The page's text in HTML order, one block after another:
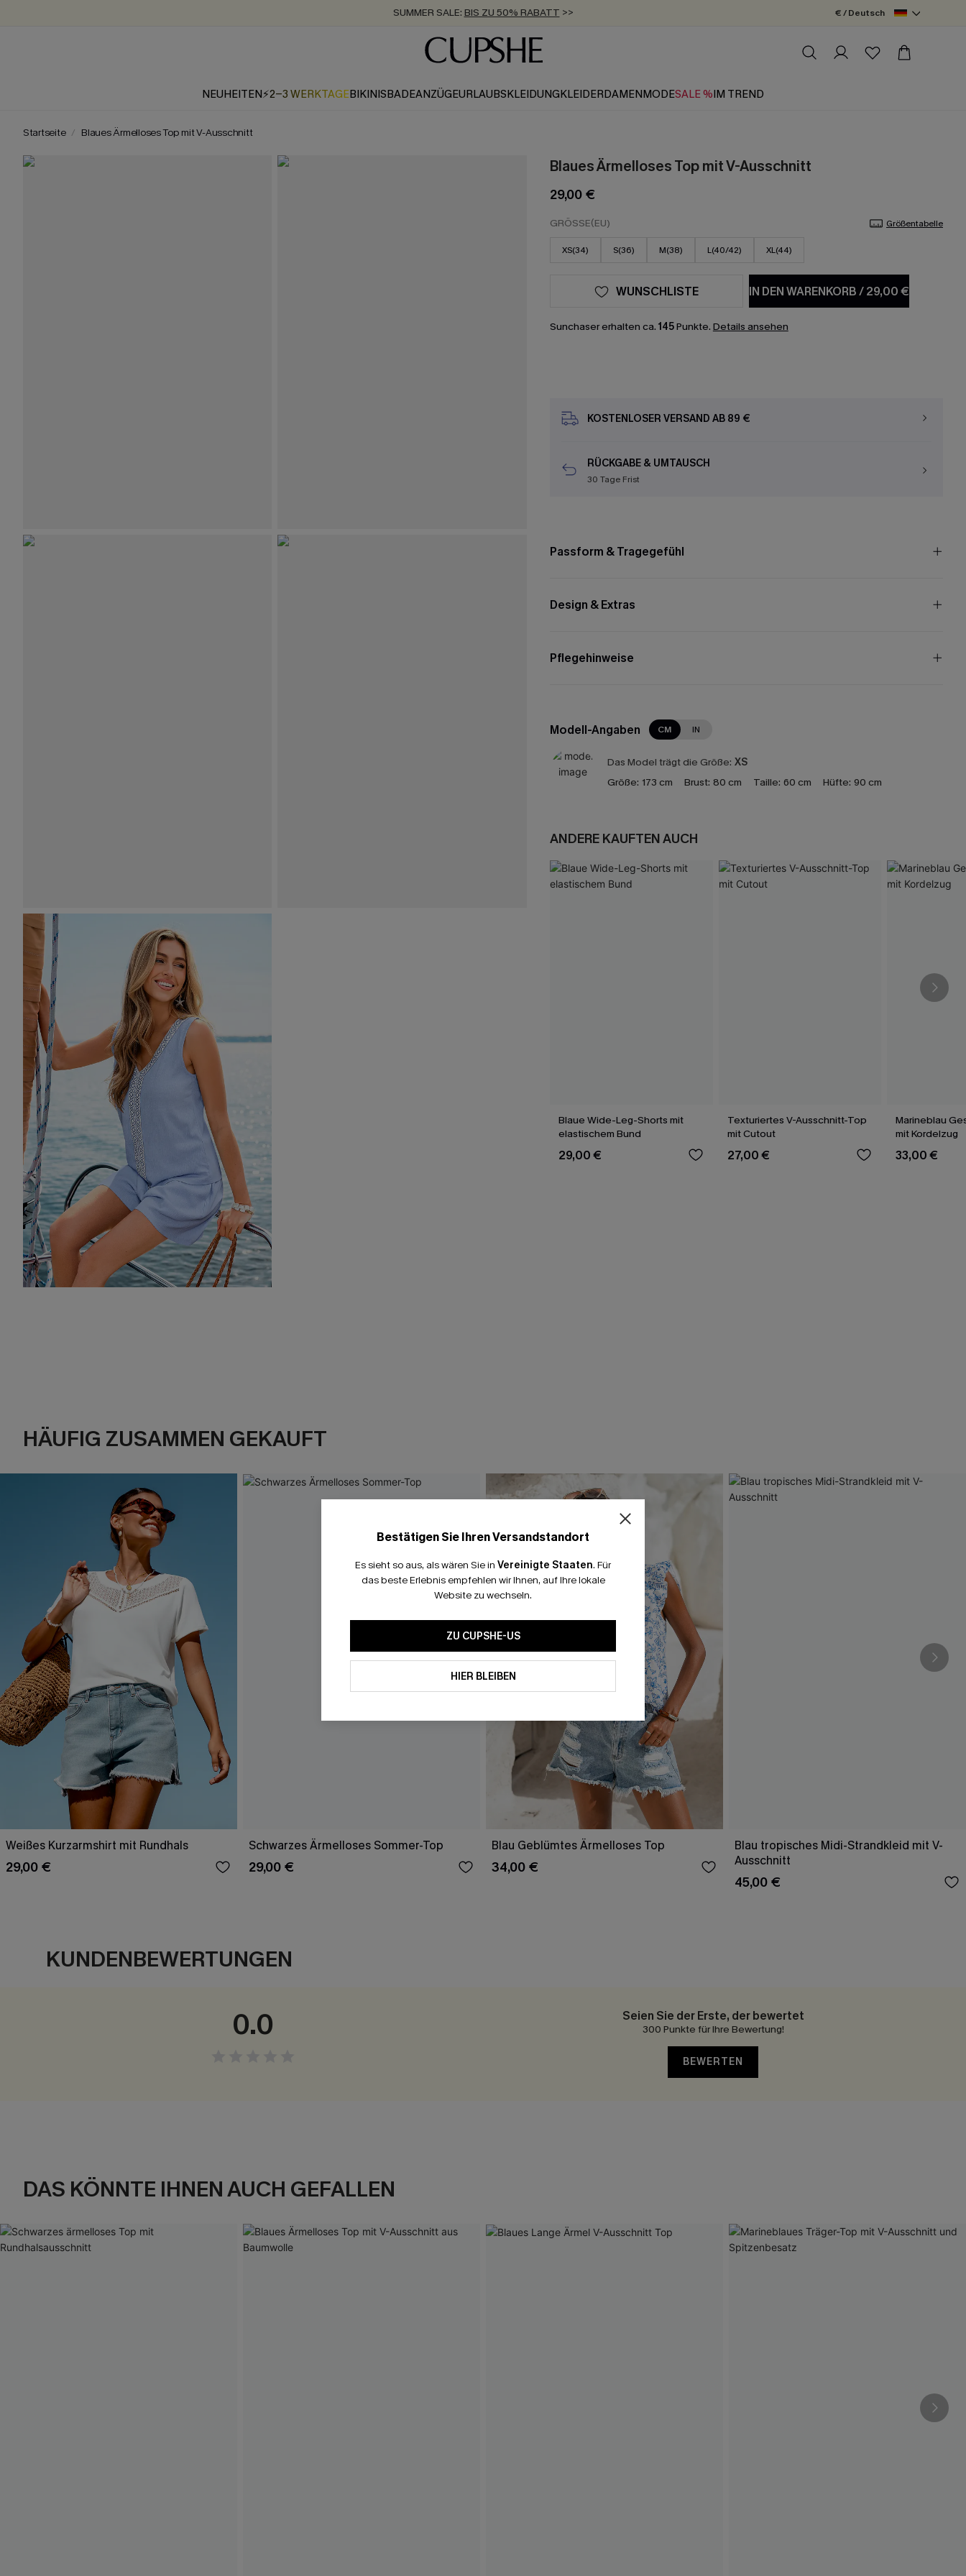
ZUM NEWSLETTER:BIS ZU -20% EXTRA ERHALTEN
KOSTENLOSER VERSAND AB 89 €
€ / Deutsch
NEUHEITEN⚡2-3 WERKTAGEBIKINISBADEANZÜGEURLAUBSKLEIDUNGKLEIDERDAMENMODESALE %IM TREND
Startseite Blaues Ärmelloses Top mit V-Ausschnitt
Blaues Ärmelloses Top mit V-Ausschnitt
29,00 €
GRÖSSE(EU) Größentabelle
XS(34) S(36) M(38) L(40/42) XL(44)
IN DEN WARENKORB/29,00 €
WUNSCHLISTE
Sunchaser erhalten ca. 145Punkte. Details ansehen
KOSTENLOSER VERSAND AB 89 €
RÜCKGABE & UMTAUSCH
30 Tage Frist
Passform & Tragegefühl
Design & Extras
Pflegehinweise
Modell-Angaben CM IN
Das Model trägt die Größe: XS
Größe: 173 cm Brust: 80 cm Taille: 60 cm Hüfte: 90 cm
ANDERE KAUFTEN AUCH
Blaue Wide-Leg-Shorts mit
elastischem Bund
29,00 €
Texturiertes V-Ausschnitt-Top
mit Cutout
27,00 €
Marineblau
mit Kordelzug
33,00 €
HÄUFIG ZUSAMMEN GEKAUFT
Weißes Kurzarmshirt mit Rundhals
29,00 €
Schwarzes Ärmelloses Sommer-Top
29,00 €
Blau Geblümtes Ärmelloses Top
34,00 €
Blau tropisches Midi-Strandkleid mit V-
Ausschnitt
45,00 €
KUNDENBEWERTUNGEN
0.0 Seien Sie der Erste, der bewertet
300 Punkte für Ihre Bewertung!
BEWERTEN
DAS KÖNNTE IHNEN AUCH GEFALLEN
Bestätigen Sie Ihren Versandstandort
Es sieht so aus, als wären Sie in Vereinigte Staaten. Für
das beste Erlebnis empfehlen wir Ihnen, auf Ihre lokale
Website zu wechseln.
ZU CUPSHE-US
HIER BLEIBEN